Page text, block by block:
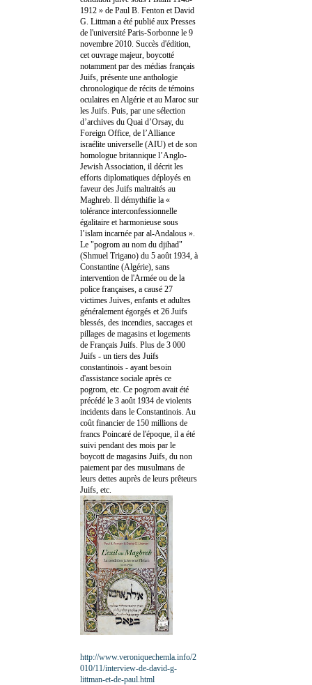
1912 » de Paul B. Fenton et David
G. Littman a été publié aux Presses
de l'université Paris-Sorbonne le 9
novembre 2010. Succès d'édition,
cet ouvrage majeur, boycotté
notamment par des médias français
Juifs, présente une anthologie
chronologique de récits de témoins
oculaires en Algérie et au Maroc sur
les Juifs. Puis, par une sélection
d’archives du Quai d’Orsay, du
Foreign Office, de l’Alliance
israélite universelle (AIU) et de son
homologue britannique l’Anglo-
Jewish Association, il décrit les
efforts diplomatiques déployés en
faveur des Juifs maltraités au
Maghreb. Il démythifie la «
tolérance interconfessionnelle
égalitaire et harmonieuse sous
l’islam incarnée par al-Andalous ».
Le "pogrom au nom du djihad"
(Shmuel Trigano) du 5 août 1934, à
Constantine (Algérie), sans
intervention de l'Armée ou de la
police françaises, a causé 27
victimes Juives, enfants et adultes
généralement égorgés et 26 Juifs
blessés, des incendies, saccages et
pillages de magasins et logements
de Français Juifs. Plus de 3 000
Juifs - un tiers des Juifs
constantinois - ayant besoin
d'assistance sociale après ce
pogrom, etc. Ce pogrom avait été
précédé le 3 août 1934 de violents
incidents dans le Constantinois. Au
coût financier de 150 millions de
francs Poincaré de l'époque, il a été
suivi pendant des mois par le
boycott de magasins Juifs, du non
paiement par des musulmans de
leurs dettes auprès de leurs prêteurs
Juifs, etc.
http://www.veroniquechemla.info/2
010/11/interview-de-david-g-
littman-et-de-paul.html